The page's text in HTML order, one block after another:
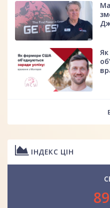
ІНДЕКС ЦІН